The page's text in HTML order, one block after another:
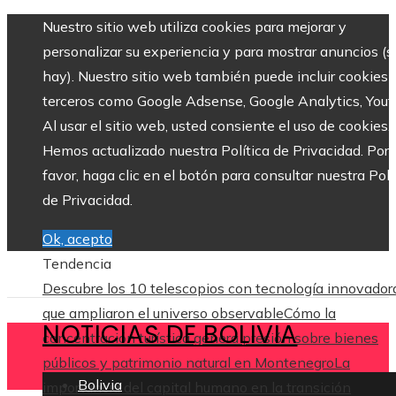
Nuestro sitio web utiliza cookies para mejorar y
personalizar su experiencia y para mostrar anuncios
hay). Nuestro sitio web también puede incluir cookies
terceros como Google Adsense, Google Analytics,
Al usar el sitio web, usted consiente el uso de cookies.
Hemos actualizado nuestra Política de Privacidad. Por
favor, haga clic en el botón para consultar nuestra
de Privacidad.
Ok, acepto
Tendencia
Descubre los 10 telescopios con tecnología
que ampliaron el universo observableCómo la
concentración turística genera presión sobre bienes
públicos y patrimonio natural en MontenegroLa
importancia del capital humano en la transición
NOTICIAS DE BOLIVIA
Bolivia